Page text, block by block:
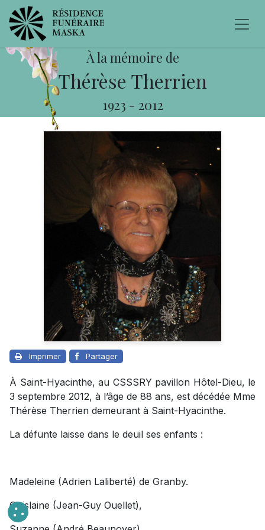
À la mémoire de
Thérèse Therrien
1923 - 2012
Imprimer Partager
À Saint-Hyacinthe, au CSSSRY pavillon Hôtel-Dieu, le
3 septembre 2012, à l’âge de 88 ans, est décédée Mme
Thérèse Therrien demeurant à Saint-Hyacinthe.
La défunte laisse dans le deuil ses enfants :
Madeleine (Adrien Laliberté) de Granby.
Ghislaine (Jean-Guy Ouellet),